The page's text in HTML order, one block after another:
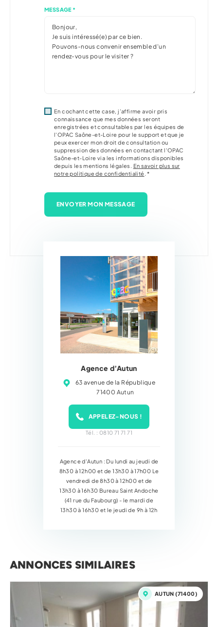
MESSAGE *
En cochant cette case, j’affirme avoir pris
connaissance que mes données seront
enregistrées et consultables par les équipes de
l'OPAC Saône-et-Loire pour le support et que je
peux exercer mon droit de consultation ou
suppression des données en contactant l'OPAC
Saône-et-Loire via les informations disponibles
depuis les mentions légales. En savoir plus sur
notre politique de confidentialité . *
ENVOYER MON MESSAGE
Agence d’Autun
63 avenue de la République
71400 Autun
APPELEZ-NOUS !
Tél. : 0810 71 71 71
Agence d'Autun : Du lundi au jeudi de
8h30 à 12h00 et de 13h30 à 17h00 Le
vendredi de 8h30 à 12h00 et de
13h30 à 16h30 Bureau Saint Andoche
(41 rue du Faubourg) - le mardi de
13h30 à 16h30 et le jeudi de 9h à 12h
ANNONCES SIMILAIRES
AUTUN (71400)